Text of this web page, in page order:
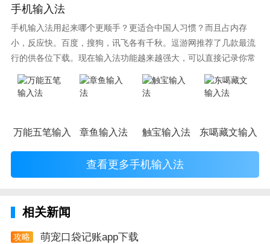
在明细页面，点击要修改的那笔账的图标，会弹出删除
和修改按钮
Q2.如何补记昨天的账？
方法一：记账的时候，点击键盘上的日期按钮，选择要
补账的日期即可完成补账；
的日期，在日期内记账更快捷
Q3.记账时如何写备注和拍照？
可进行备注和保存照片的操作。
Q4.如何记录转账、信用卡还款和取现？
手机输入法
手机输入法用起来哪个更顺手？更适合中国人习惯？而且占内存
小，反应快。百度，搜狗，讯飞各有千秋。逗游网推荐了几款最流
行的供各位下载。现在输入法功能越来越强大，可以直接记录你常
使用的词语，并且还有各种新鲜好玩的表情，一款好的输入法直接
影响到你的打字速度哦。
万能五笔输入法章鱼输入法 触宝输入法 东噶藏文输入法
查看更多手机输入法
相关新闻
攻略 萌宠口袋记账app下载